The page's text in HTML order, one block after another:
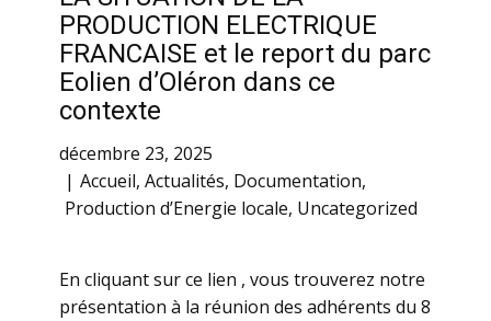
PRODUCTION ELECTRIQUE
FRANCAISE et le report du parc
Eolien d’Oléron dans ce
contexte
décembre 23, 2025
Accueil, Actualités, Documentation,
Production d’Energie locale, Uncategorized
En cliquant sur ce lien , vous trouverez notre
présentation à la réunion des adhérents du 8